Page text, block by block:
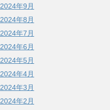
2024年9月
2024年8月
2024年7月
2024年6月
2024年5月
2024年4月
2024年3月
2024年2月